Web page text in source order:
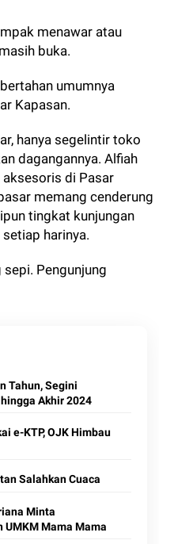
menawar atau
buka.
umumnya
Kapasan.
hanya segelintir toko
dagangannya. Alfiah
di Pasar
memang cenderung
tingkat kunjungan
harinya.
Pengunjung
Tahun, Segini
Akhir 2024
e-KTP, OJK Himbau
Salahkan Cuaca
Minta
Mama Mama